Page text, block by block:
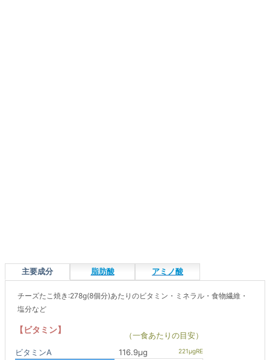
主要成分 脂肪酸 アミノ酸
チーズたこ焼き:278g(8個分)あたりのビタミン・ミネラル・食物繊維・
塩分など
【ビタミン】
（一食あたりの目安）
ビタミンA
116.9μg